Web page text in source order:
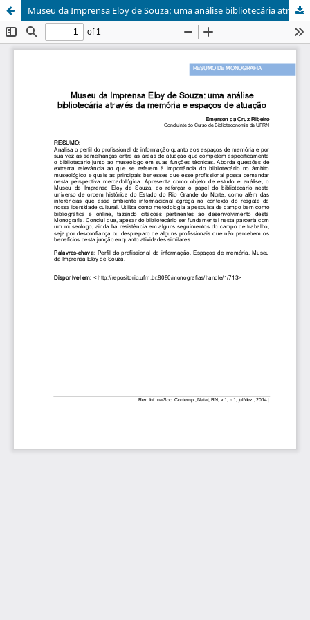
Museu da Imprensa Eloy de Souza: uma análise bibliotecária através da memória e espaços de atuação